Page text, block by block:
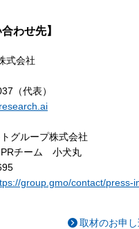
わせ先】
式会社
（代表）
グループ株式会社
チーム 小犬丸
group.gmo/contact/press-
取材のお申